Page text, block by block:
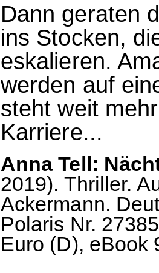
Dann geraten
ins Stocken,
eskalieren.
werden auf
steht weit
Karriere...
Anna Tell:
2019). Thriller.
Ackermann.
Polaris Nr.
Euro (D), eBook